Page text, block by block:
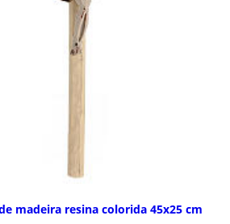
madeira resina colorida 45x25 cm